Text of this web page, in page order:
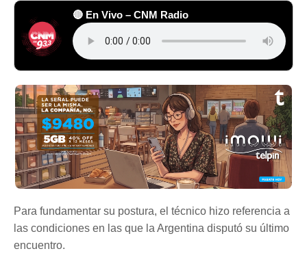
🔴 En Vivo – CNM Radio
Para fundamentar su postura, el técnico hizo referencia a
las condiciones en las que la Argentina disputó su último
encuentro.